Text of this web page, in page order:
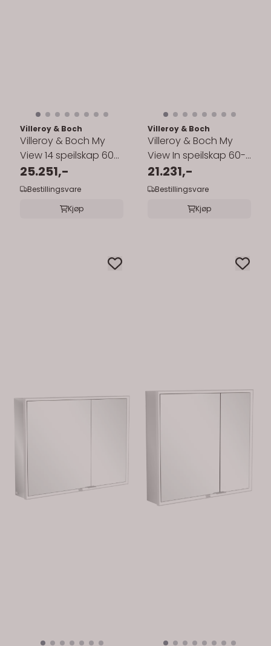
Villeroy & Boch
Villeroy & Boch My
View 14 speilskap 60-
130 cm med belysning
25.251,-
Bestillingsvare
Kjøp
Villeroy & Boch
Villeroy & Boch My
View In speilskap 60-
130 cm med belysning
- ...
21.231,-
Bestillingsvare
Kjøp